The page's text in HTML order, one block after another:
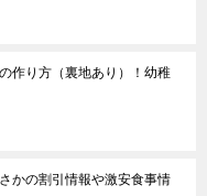
作り方（裏地あり）！幼稚
かの割引情報や激安食事情